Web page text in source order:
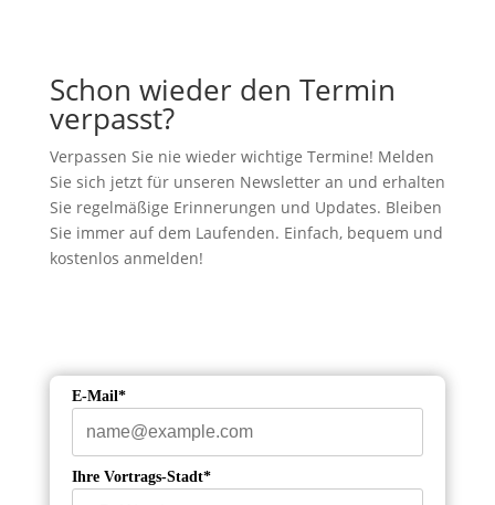
Schon wieder den Termin
verpasst?
Verpassen Sie nie wieder wichtige Termine! Melden
Sie sich jetzt für unseren Newsletter an und erhalten
Sie regelmäßige Erinnerungen und Updates. Bleiben
Sie immer auf dem Laufenden. Einfach, bequem und
kostenlos anmelden!
E-Mail*
Ihre Vortrags-Stadt*